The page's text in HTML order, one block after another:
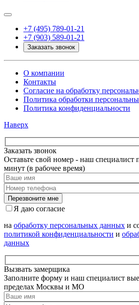
+7 (495) 789-01-21
+7 (903) 589-01-21
Заказать звонок
О компании
Контакты
Согласие на обработку
Политика обработки
Политика конфиденциальности
Наверх
Заказать звонок
Оставьте свой номер - наш специалист
минут (в рабочее время)
Я даю согласие
на обработку персональных данных и
политикой конфиденциальности и
данных
Вызвать замерщика
Заполните форму и наш специалист
пределах Москвы и МО